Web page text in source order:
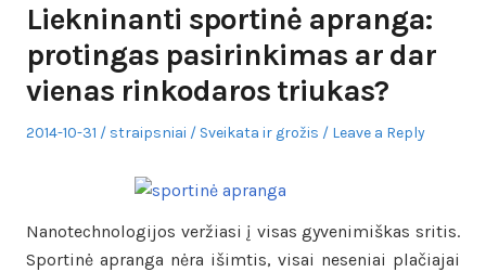
Liekninanti sportinė apranga:
protingas pasirinkimas ar dar
vienas rinkodaros triukas?
Posted
2014-10-31 Author
straipsniai
Posted
Sveikata ir grožis Leave a Reply
Nanotechnologijos veržiasi į visas gyvenimiškas sritis.
Sportinė apranga nėra išimtis, visai neseniai plačiajai